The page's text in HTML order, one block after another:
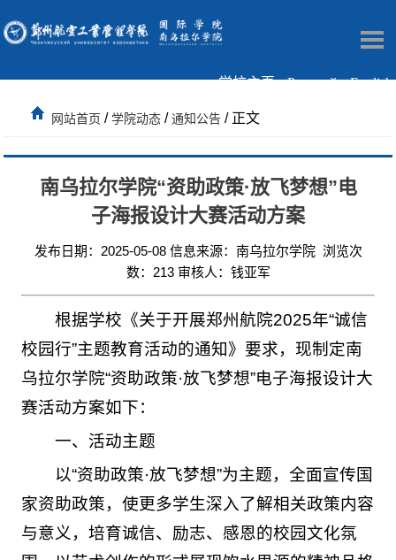
学校主页 Русский English
网站首页 /学院动态 /通知公告 / 正文
南乌拉尔学院“资助政策·放飞梦想”电
子海报设计大赛活动方案
发布日期：2025-05-08 信息来源：南乌拉尔学院 浏览次
数： 213审核人：钱亚军
根据学校《关于开展郑州航院2025年“诚信
校园行”主题教育活动的通知》要求，现制定南
乌拉尔学院“资助政策·放飞梦想”电子海报设计大
赛活动方案如下：
一、活动主题
以“资助政策·放飞梦想”为主题，全面宣传国
家资助政策，使更多学生深入了解相关政策内容
与意义，培育诚信、励志、感恩的校园文化氛